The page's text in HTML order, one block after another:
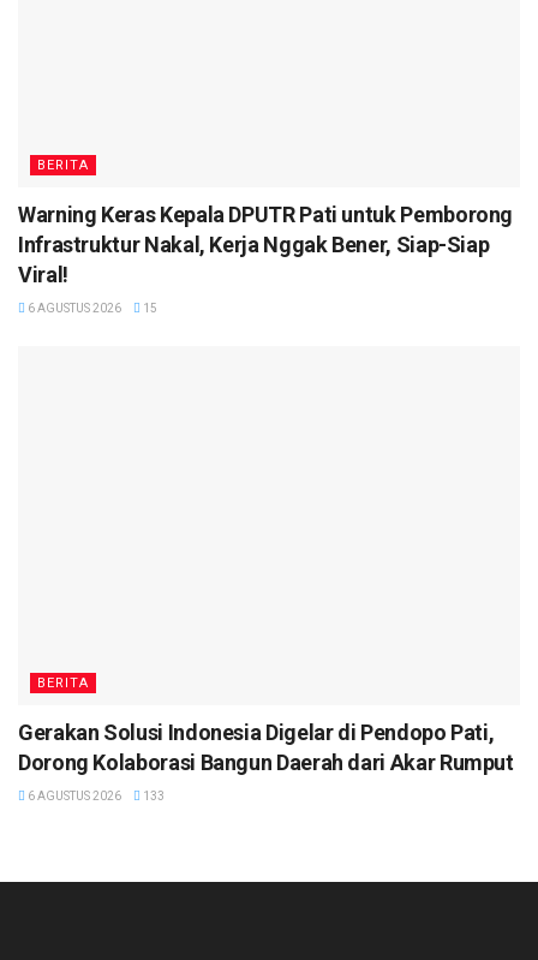
BERITA
Warning Keras Kepala DPUTR Pati untuk Pemborong
Infrastruktur Nakal, Kerja Nggak Bener, Siap-Siap
Viral!
6 AGUSTUS 2026 15
BERITA
Gerakan Solusi Indonesia Digelar di Pendopo Pati,
Dorong Kolaborasi Bangun Daerah dari Akar Rumput
6 AGUSTUS 2026 133